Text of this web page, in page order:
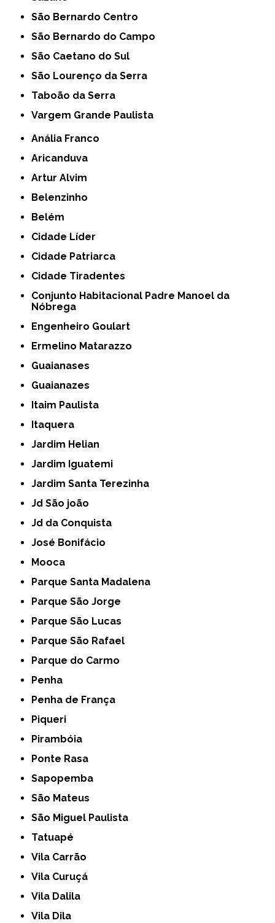
São Bernardo Centro
São Bernardo do Campo
São Caetano do Sul
São Lourenço da Serra
Taboão da Serra
Vargem Grande Paulista
Anália Franco
Aricanduva
Artur Alvim
Belenzinho
Belém
Cidade Líder
Cidade Patriarca
Cidade Tiradentes
Conjunto Habitacional Padre Manoel da
Nóbrega
Engenheiro Goulart
Ermelino Matarazzo
Guaianases
Guaianazes
Itaim Paulista
Itaquera
Jardim Helian
Jardim Iguatemi
Jardim Santa Terezinha
Jd São joão
Jd da Conquista
José Bonifácio
Mooca
Parque Santa Madalena
Parque São Jorge
Parque São Lucas
Parque São Rafael
Parque do Carmo
Penha
Penha de França
Piqueri
Pirambóia
Ponte Rasa
Sapopemba
São Mateus
São Miguel Paulista
Tatuapé
Vila Carrão
Vila Curuçá
Vila Dalila
Vila Dila